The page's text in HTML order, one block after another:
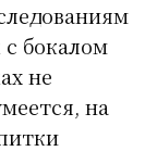
бокалом
не
на